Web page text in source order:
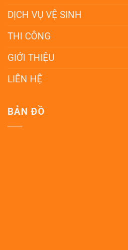
DỊCH VỤ VỆ SINH
THI CÔNG
GIỚI THIỆU
LIÊN HỆ
BẢN ĐỒ